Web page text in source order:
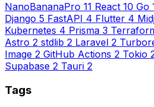
NanoBananaPro 11 React 10 Go
Django 5 FastAPI 4 Flutter 4
Kubernetes 4 Prisma 3
Astro 2 stdlib 2 Laravel 2
Image 2 GitHub Actions 2 Tokio
Supabase 2 Tauri 2
Tags